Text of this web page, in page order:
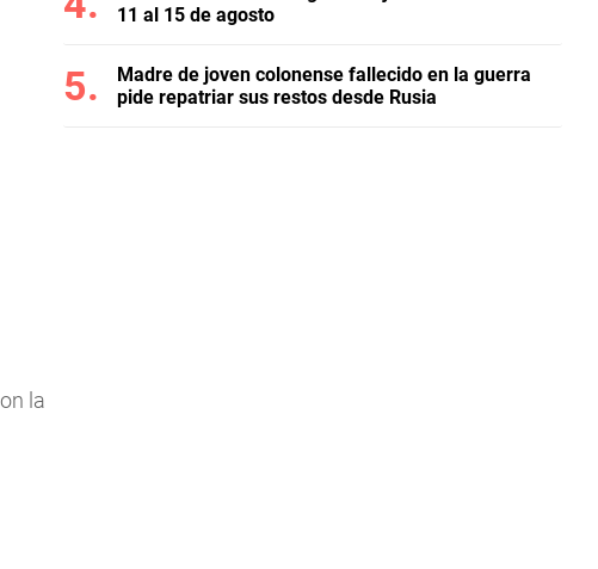
la
11 al 15 de agosto
Madre de joven colonense fallecido en la guerra
pide repatriar sus restos desde Rusia